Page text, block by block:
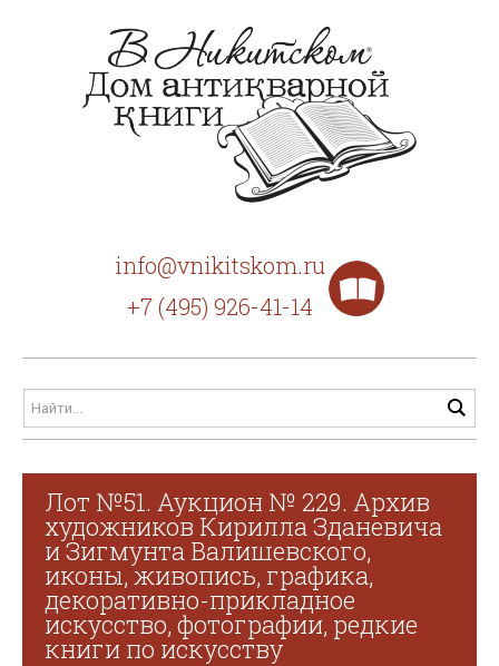
info@vnikitskom.ru
+7 (495) 926-41-14
Лот №51. Аукцион № 229. Архив
художников Кирилла Зданевича
и Зигмунта Валишевского,
иконы, живопись, графика,
декоративно-прикладное
искусство, фотографии, редкие
книги по искусству